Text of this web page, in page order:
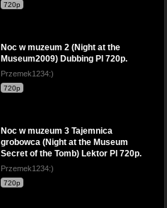
720p
Noc w muzeum 2 (Night at the
Museum2009) Dubbing Pl 720p.
Przemek1234:)
720p
Noc w muzeum 3 Tajemnica
grobowca (Night at the Museum
Secret of the Tomb) Lektor Pl 720p.
Przemek1234:)
720p